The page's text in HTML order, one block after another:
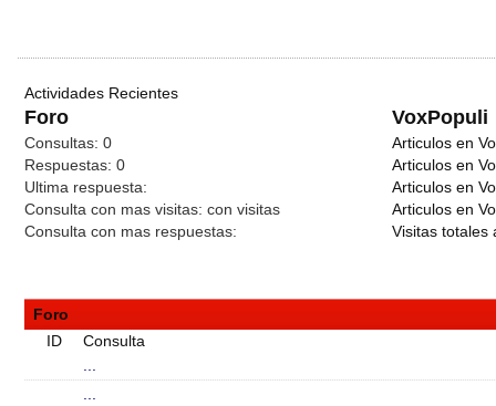
Actividades Recientes
Foro VoxPopuli
Consultas: 0
Respuestas: 0
Ultima respuesta:
Consulta con mas visitas: con visitas
Consulta con mas respuestas:
Articulos en
Articulos en
Articulos en
Articulos en
Visitas totales
Foro
ID
Consulta